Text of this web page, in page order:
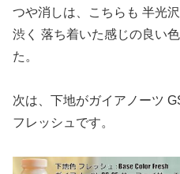
つや消しは、こちらも 半光
渋く 落ち着いた感じの良い
た。
次は、下地がガイアノーツ
フレッシュです。